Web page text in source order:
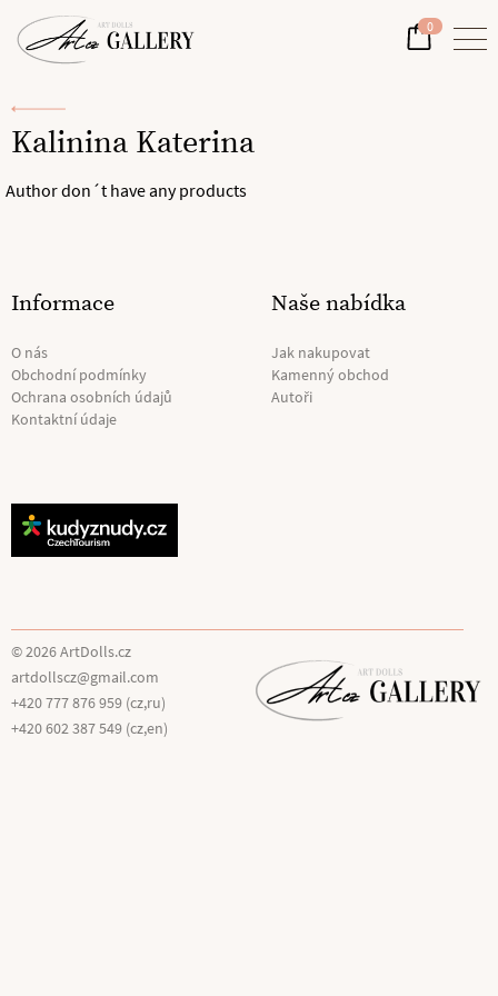
0
Kalinina Katerina
Author don´t have any products
Informace
O nás
Obchodní podmínky
Ochrana osobních údajů
Kontaktní údaje
Naše nabídka
Jak nakupovat
Kamenný obchod
Autoři
© 2026 ArtDolls.cz
artdollscz@gmail.com
+420 777 876 959 (cz,ru)
+420 602 387 549 (cz,en)